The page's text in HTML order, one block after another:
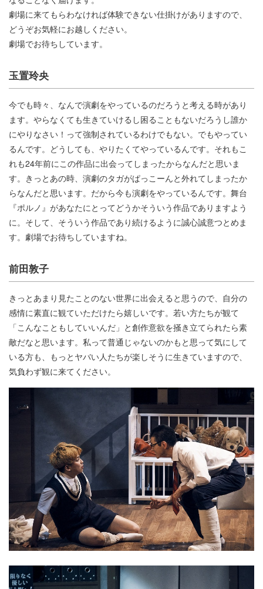
劇場に来てもらわなければ体験できない仕掛けがありますので、
どうぞお気軽にお越しください。
劇場でお待ちしています。
玉置玲央
今でも時々、なんで演劇をやっているのだろうと考える時があり
ます。やらなくても生きていけるし困ることもないだろうし誰か
にやりなさい！って強制されているわけでもない。でもやってい
るんです。どうしても、やりたくてやっているんです。それもこ
れも24年前にこの作品に出会ってしまったからなんだと思いま
す。きっとあの時、演劇のタガがぱっこーんと外れてしまったか
らなんだと思います。だから今も演劇をやっているんです。舞台
『ポルノ』があなたにとってどうかそういう作品でありますよう
に。そして、そういう作品であり続けるように誠心誠意つとめま
す。劇場でお待ちしていますね。
前田敦子
きっとあまり見たことのない世界に出会えると思うので、自分の
感情に素直に観ていただけたら嬉しいです。若い方たちが観て
「こんなこともしていいんだ」と創作意欲を掻き立てられたら素
敵だなと思います。私って普通じゃないのかもと思って気にして
いる方も、もっとヤバい人たちが楽しそうに生きていますので、
気負わず観に来てください。